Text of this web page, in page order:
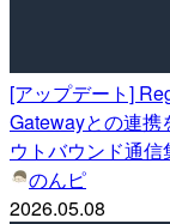
[アップデート]
Gatewayとの連携
ウトバウンド通
のんピ
2026.05.08